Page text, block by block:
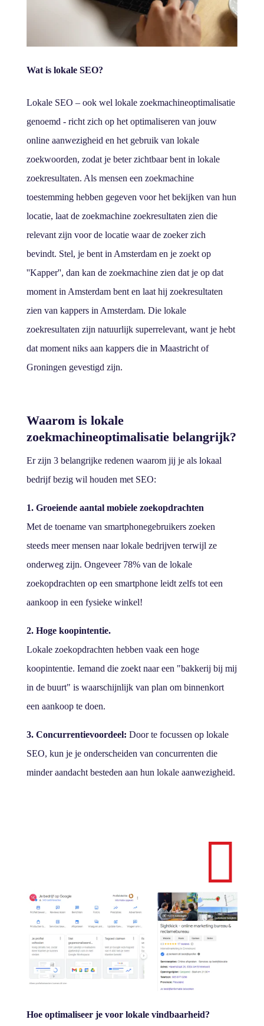
Wat is lokale SEO?
Lokale SEO – ook wel lokale zoekmachineoptimalisatie
genoemd - richt zich op het optimaliseren van jouw
online aanwezigheid en het gebruik van lokale
zoekwoorden, zodat je beter zichtbaar bent in lokale
zoekresultaten. Als mensen een zoekmachine
toestemming hebben gegeven voor het bekijken van hun
locatie, laat de zoekmachine zoekresultaten zien die
relevant zijn voor de locatie waar de zoeker zich
bevindt. Stel, je bent in Amsterdam en je zoekt op
''Kapper'', dan kan de zoekmachine zien dat je op dat
moment in Amsterdam bent en laat hij zoekresultaten
zien van kappers in Amsterdam. Die lokale
zoekresultaten zijn natuurlijk superrelevant, want je hebt
dat moment niks aan kappers die in Maastricht of
Groningen gevestigd zijn.
Waarom is lokale
zoekmachineoptimalisatie belangrijk?
Er zijn 3 belangrijke redenen waarom jij je als lokaal
bedrijf bezig wil houden met SEO:
1. Groeiende aantal mobiele zoekopdrachten
Met de toename van smartphonegebruikers zoeken
steeds meer mensen naar lokale bedrijven terwijl ze
onderweg zijn. Ongeveer 78% van de lokale
zoekopdrachten op een smartphone leidt zelfs tot een
aankoop in een fysieke winkel!
2. Hoge koopintentie.
Lokale zoekopdrachten hebben vaak een hoge
koopintentie. Iemand die zoekt naar een "bakkerij bij mij
in de buurt" is waarschijnlijk van plan om binnenkort
een aankoop te doen.
3. Concurrentievoordeel: Door te focussen op lokale
SEO, kun je je onderscheiden van concurrenten die
minder aandacht besteden aan hun lokale aanwezigheid.

Hoe optimaliseer je voor lokale vindbaarheid?